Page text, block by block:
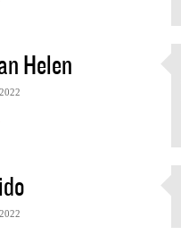
Helen